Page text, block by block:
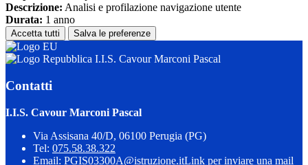
Descrizione: Analisi e profilazione navigazione utente
Durata: 1 anno
Accetta tutti Salva le preferenze
I.I.S. Cavour Marconi Pascal
Contatti
I.I.S. Cavour Marconi Pascal
Via Assisana 40/D, 06100 Perugia (PG)
Tel: 075.58.38.322
Email: PGIS03300A@istruzione.itLink per inviare una mail